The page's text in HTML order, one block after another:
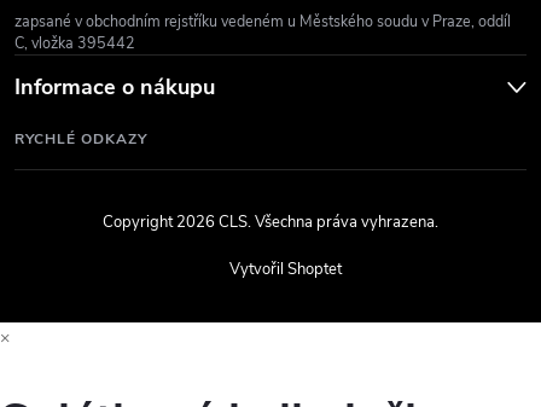
zapsané v obchodním rejstříku vedeném u Městského soudu v Praze, oddíl
C, vložka 395442
Informace o nákupu
RYCHLÉ ODKAZY
Vytvořil Shoptet
Copyright 2026CLS. Všechna práva vyhrazena.
×